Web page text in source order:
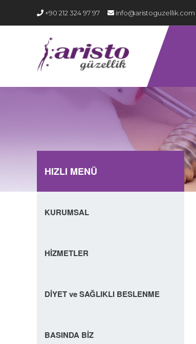
+90 212 324 97 97 info@aristoguzellik.com
HIZLI MENÜ
KURUMSAL
HİZMETLER
DİYET ve SAĞLIKLI BESLENME
BASINDA BİZ